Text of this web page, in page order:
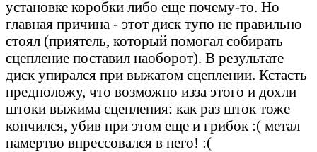
установке коробки либо еще почему-то. Но
главная причина - этот диск тупо не правильно
стоял (приятель, который помогал собирать
сцепление поставил наоборот). В результате
диск упирался при выжатом сцеплении. Кстасть
предположу, что возможно изза этого и дохли
штоки выжима сцепления: как раз шток тоже
кончился, убив при этом еще и грибок :( метал
намертво впрессовался в него! :(